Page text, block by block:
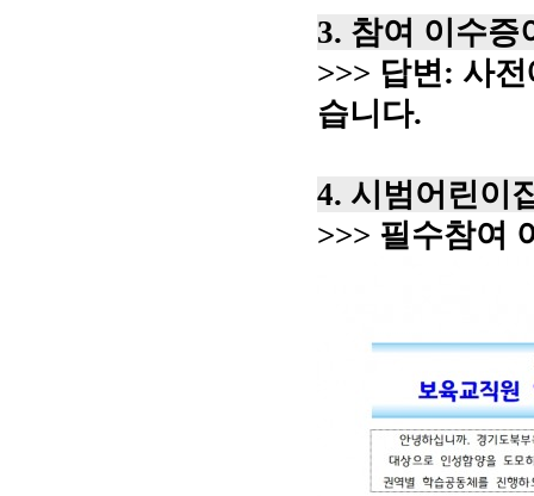
3. 참여 이수증
>>> 답변: 사
습니다.
4. 시범어린이
>>> 필수참여